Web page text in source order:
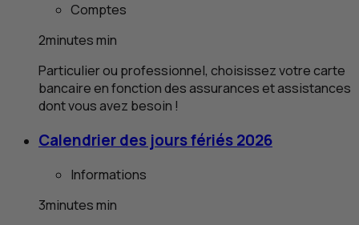
Comptes
2minutesmin
Particulier ou professionnel, choisissez votre carte
bancaire en fonction des assurances et assistances
dont vous avez besoin !
Calendrier des jours fériés 2026
Informations
3minutesmin